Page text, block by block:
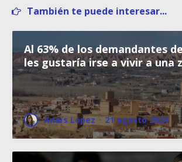
También te puede interesar...
Al 63% de los demandantes
les gustaría irse a vivir a una
Anaïs López · 21 agosto 2024